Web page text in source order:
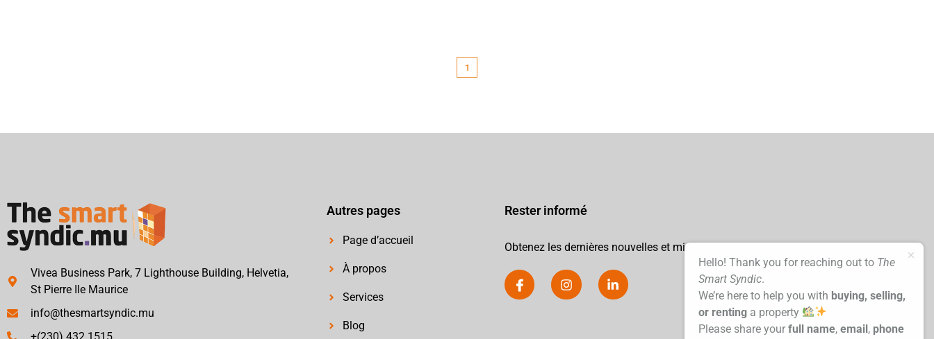
1
Vivea Business Park, 7 Lighthouse Building, Helvetia,
St Pierre Ile Maurice
info@thesmartsyndic.mu
Autres pages
Page d’accueil
À propos
Services
Blog
Rester informé
Obtenez les dernières nouvelles et mises à jour
Hello! Thank you for reaching out to The
Smart Syndic.
We’re here to help you with buying, selling,
or rentinga property
Please share your full name, email, phone